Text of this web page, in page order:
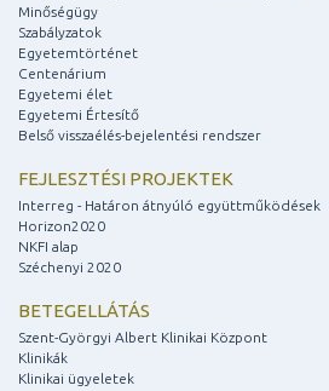
Minőségügy
Szabályzatok
Egyetemtörténet
Centenárium
Egyetemi élet
Egyetemi Értesítő
Belső visszaélés-bejelentési rendszer
FEJLESZTÉSI PROJEKTEK
Interreg - Határon átnyúló együttműködések
Horizon2020
NKFI alap
Széchenyi 2020
BETEGELLÁTÁS
Szent-Györgyi Albert Klinikai Központ
Klinikák
Klinikai ügyeletek